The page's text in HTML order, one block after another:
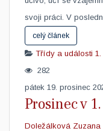
svoji práci. V
celý článek
Třídy a události 1.
282
pátek 19. prosinec
Prosinec v
Doležálková Zuzana